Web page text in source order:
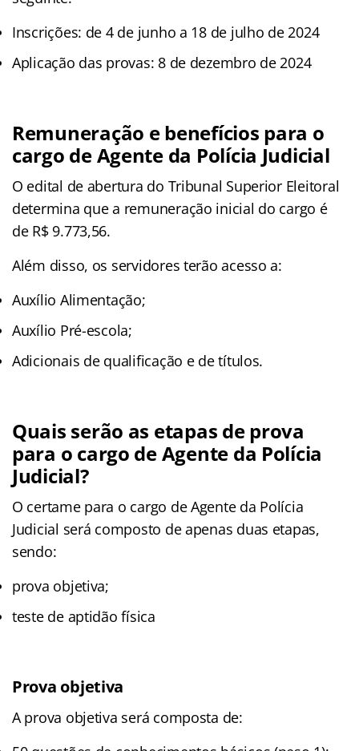
Inscrições: de 4 de junho a 18 de julho de 2024
Aplicação das provas: 8 de dezembro de 2024
Remuneração e benefícios para o
cargo de Agente da Polícia Judicial
O edital de abertura do Tribunal Superior Eleitoral
determina que a remuneração inicial do cargo é
de R$ 9.773,56.
Além disso, os servidores terão acesso a:
Auxílio Alimentação;
Auxílio Pré-escola;
Adicionais de qualificação e de títulos.
Quais serão as etapas de prova
para o cargo de Agente da Polícia
Judicial?
O certame para o cargo de Agente da Polícia
Judicial será composto de apenas duas etapas,
sendo:
prova objetiva;
teste de aptidão física
Prova objetiva
A prova objetiva será composta de: